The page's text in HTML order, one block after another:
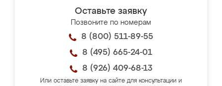
Оставьте заявку
Позвоните по номерам
8 (800) 511-89-55
8 (495) 665-24-01
8 (926) 409-68-13
Или оставьте заявку на сайте для консультации и